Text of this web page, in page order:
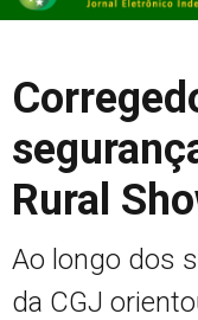
Rural
Ao longo dos
da CGJ